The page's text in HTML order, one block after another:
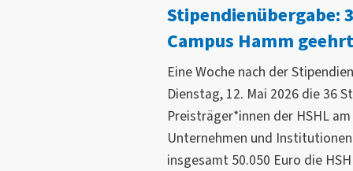
Stipendienübergabe:
Campus Hamm geehrt
Eine Woche nach der
Dienstag, 12. Mai 2026 die 36
Preisträger*innen der HSHL
Unternehmen und
insgesamt 50.050 Euro die